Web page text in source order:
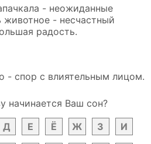
- неожиданные
животное - несчастный
радость.
- спор с влиятельным лицом.
начинается Ваш сон?
Д Е Ё Ж З И